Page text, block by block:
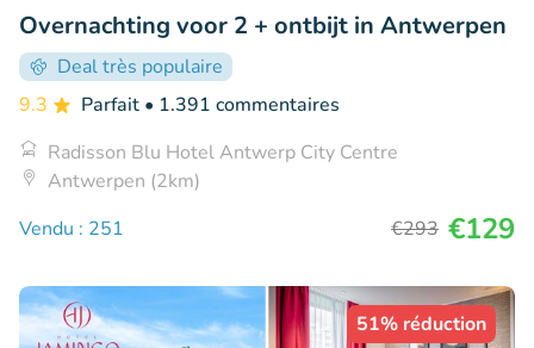
Overnachting voor 2 + ontbijt in Antwerpen
Deal très populaire
9.3
Parfait • 1.391 commentaires
Radisson Blu Hotel Antwerp City Centre
Antwerpen (2km)
Vendu : 251
€293 €129
51% réduction